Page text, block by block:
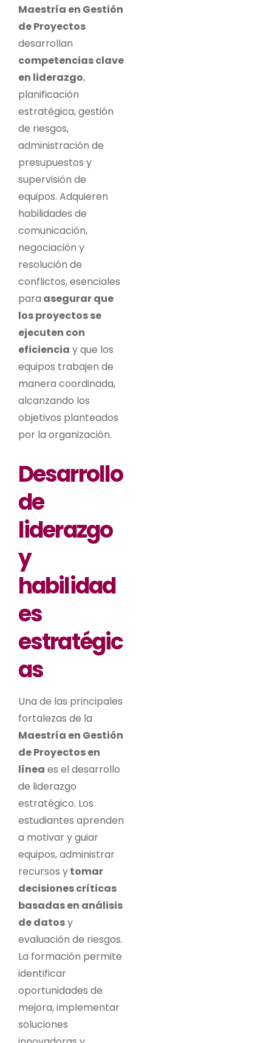
Maestría en Gestión
de Proyectos
desarrollan
competencias clave
en liderazgo,
planificación
estratégica, gestión
de riesgos,
administración de
presupuestos y
supervisión de
equipos. Adquieren
habilidades de
comunicación,
negociación y
resolución de
conflictos, esenciales
para asegurar que
los proyectos se
ejecuten con
eficiencia y que los
equipos trabajen de
manera coordinada,
alcanzando los
objetivos planteados
por la organización.
Desarrollo
de
liderazgo
y
habilidad
es
estratégic
as
Una de las principales
fortalezas de la
Maestría en Gestión
de Proyectos en
línea es el desarrollo
de liderazgo
estratégico. Los
estudiantes aprenden
a motivar y guiar
equipos, administrar
recursos ytomar
decisiones críticas
basadas en análisis
de datosy
evaluación de riesgos.
La formación permite
identificar
oportunidades de
mejora, implementar
soluciones